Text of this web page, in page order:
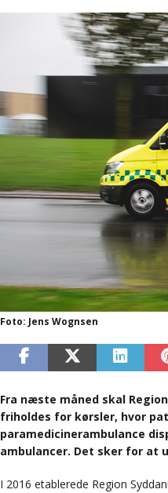
Foto: Jens Wognsen
Fra næste måned skal
friholdes for kørsler, hvor
paramedicinerambulance
ambulancer. Det sker for at
I 2016 etablerede Region